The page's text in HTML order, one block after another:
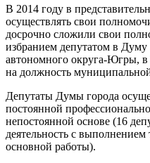
В 2014 году в
осуществлять свои
досрочно сложили свои
избранием депутатом в
автономного округа-Югры, в
на должность
Депутаты Думы города
постоянной
непостоянной основе (16
деятельность с
основной работы).